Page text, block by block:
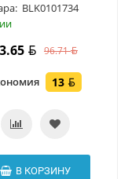
BLK0101734
96.71
13
В КОРЗИНУ